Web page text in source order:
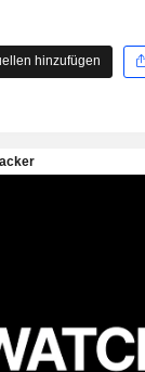
hinzufügen